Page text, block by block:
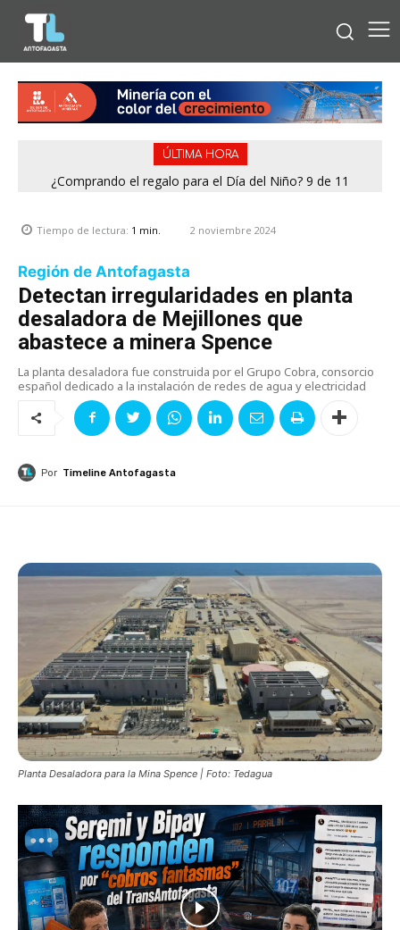
ÚLTIMA HORA
¿Comprando el regalo para el Día del Niño? 9 de 11
Tiempo de lectura: 1 min. 2 noviembre 2024
Región de Antofagasta
Detectan irregularidades en planta
desaladora de Mejillones que
abastece a minera Spence
La planta desaladora fue construida por el Grupo Cobra, consorcio
español dedicado a la instalación de redes de agua y electricidad
Por Timeline Antofagasta
Planta Desaladora para la Mina Spence | Foto: Tedagua